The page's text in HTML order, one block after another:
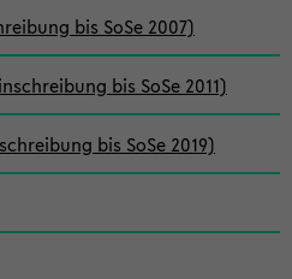
bis SoSe 2007)
bis SoSe 2011)
bis SoSe 2019)